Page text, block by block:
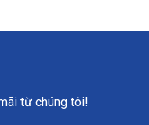
từ chúng tôi!